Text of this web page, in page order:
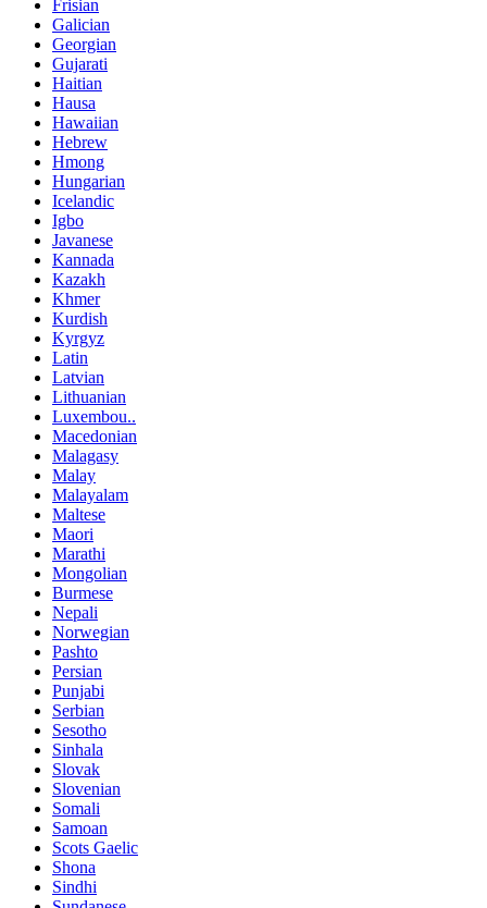
Frisian
Galician
Georgian
Gujarati
Haitian
Hausa
Hawaiian
Hebrew
Hmong
Hungarian
Icelandic
Igbo
Javanese
Kannada
Kazakh
Khmer
Kurdish
Kyrgyz
Latin
Latvian
Lithuanian
Luxembou..
Macedonian
Malagasy
Malay
Malayalam
Maltese
Maori
Marathi
Mongolian
Burmese
Nepali
Norwegian
Pashto
Persian
Punjabi
Serbian
Sesotho
Sinhala
Slovak
Slovenian
Somali
Samoan
Scots Gaelic
Shona
Sindhi